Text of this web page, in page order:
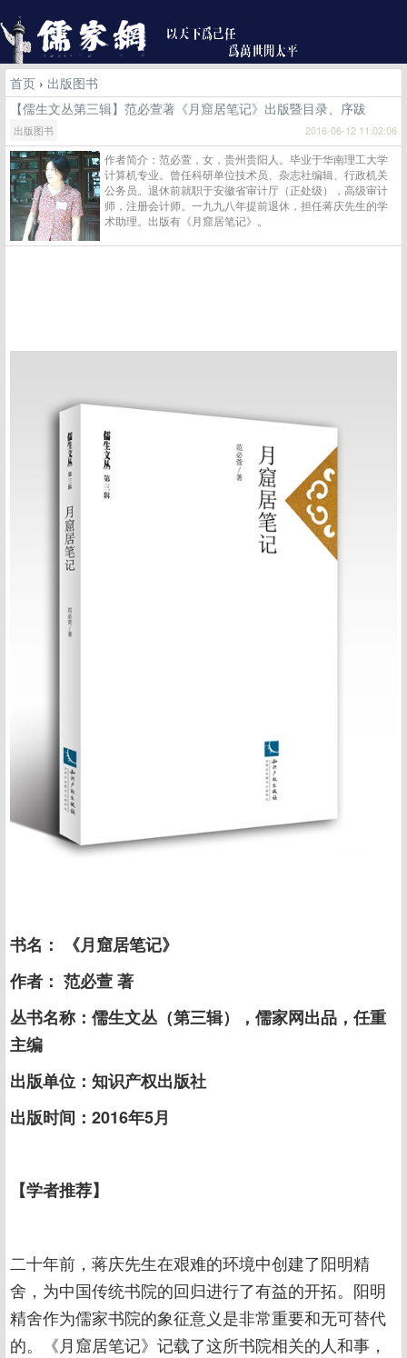
首页 › 出版图书
【儒生文丛第三辑】范必萱著《月窟居笔记》出版暨目录、序跋
出版图书 2016-06-12 11:02:06
作者简介：范必萱，女，贵州贵阳人。毕业于华南理工大学
计算机专业。曾任科研单位技术员、杂志社编辑、行政机关
公务员。退休前就职于安徽省审计厅（正处级），高级审计
师，注册会计师。一九九八年提前退休，担任蒋庆先生的学
术助理。出版有《月窟居笔记》。
书名： 《月窟居笔记》
作者： 范必萱 著
丛书名称：儒生文丛（第三辑），儒家网出品，任重
主编
出版单位：知识产权出版社
出版时间：2016年5月
【学者推荐】
二十年前，蒋庆先生在艰难的环境中创建了阳明精
舍，为中国传统书院的回归进行了有益的开拓。阳明
精舍作为儒家书院的象征意义是非常重要和无可替代
的。《月窟居笔记》记载了这所书院相关的人和事，